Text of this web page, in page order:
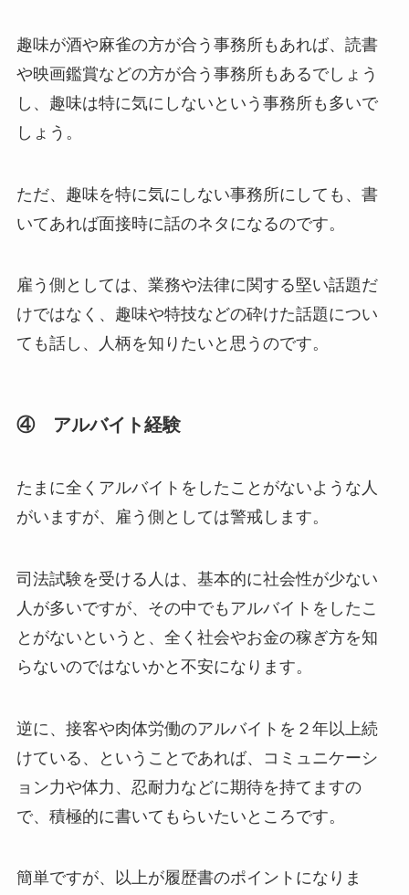
趣味が酒や麻雀の方が合う事務所もあれば、読書
や映画鑑賞などの方が合う事務所もあるでしょう
し、趣味は特に気にしないという事務所も多いで
しょう。
ただ、趣味を特に気にしない事務所にしても、書
いてあれば面接時に話のネタになるのです。
雇う側としては、業務や法律に関する堅い話題だ
けではなく、趣味や特技などの砕けた話題につい
ても話し、人柄を知りたいと思うのです。
④ アルバイト経験
たまに全くアルバイトをしたことがないような人
がいますが、雇う側としては警戒します。
司法試験を受ける人は、基本的に社会性が少ない
人が多いですが、その中でもアルバイトをしたこ
とがないというと、全く社会やお金の稼ぎ方を知
らないのではないかと不安になります。
逆に、接客や肉体労働のアルバイトを２年以上続
けている、ということであれば、コミュニケーシ
ョン力や体力、忍耐力などに期待を持てますの
で、積極的に書いてもらいたいところです。
簡単ですが、以上が履歴書のポイントになりま